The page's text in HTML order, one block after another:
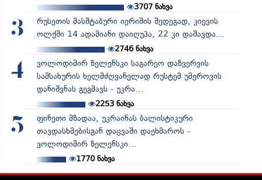
3707ნახვა
3
რუსეთის მასშტაბური იერიშის შედეგად, კიევის
ოლქში 14 ადამიანი დაიღუპა, 22 კი დაშავდა...
2746ნახვა
4
ვოლოდიმირ ზელენსკი საგარეო დაზვერვის
სამსახურის ხელმძღვანელად რუსტემ უმეროვის
დანიშვნას გეგმავს - უკრა...
2253ნახვა
5
ფინეთი მზადაა, უკრაინას ბალისტიკური
თავდასხმებისგან დაცვაში დაეხმაროს -
ვოლოდიმირ ზელენსკი...
1770ნახვა